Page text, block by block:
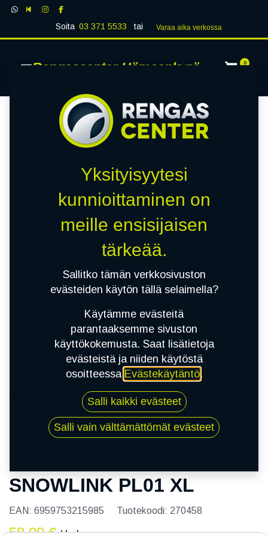
Soita 03 371 5533 tai Varaa aika verk​​​​ossa
Rengascenter Hämeenkyrö 0
165/60R14 79R TRIANGLE SNOWLINK PL01 XL
SNOWLINK PL01 XL
EAN: 6959753215985 Tuotekoodi: 270458
58,00€
Yksityisyytesi
kunnioittaminen on
meille ensisijaisen
tärkeää.
Sallitko tämän verkkosivuston
evästeiden käytön tällä selaimella?
Käytämme evästeitä
parantaaksemme sivuston
käyttökokemusta. Saat lisätietoja
evästeistä ja niiden käytöstä
osoitteessa Evästekäytäntö.
Salli kaikki evästeet
Salli vain välttämättömät evästeet